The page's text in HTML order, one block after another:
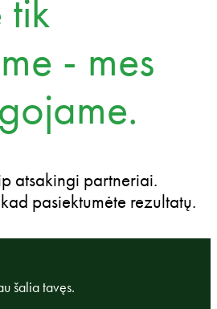
tik
- mes
atsakingi partneriai.
pasiektumėte rezultatų.
šalia tavęs.